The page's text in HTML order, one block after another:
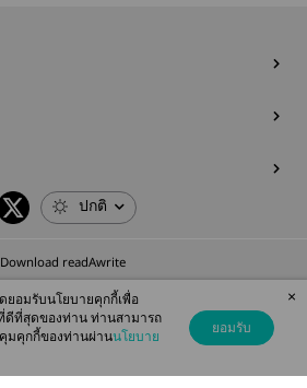
ปกติ
Download readAwrite
by MEB Corporation Public Company Limited
and the Google
ยอมรับนโยบายคุกกี้เพื่อ
ดีที่สุดของท่าน ท่านสามารถ
มคุกกี้ของท่านผ่านนโยบาย
ยอมรับ
×